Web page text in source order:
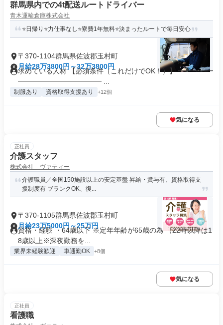
群馬県内での4t配送ルートドライバー
青木運輸倉庫株式会社
⭐日帰り⭐力仕事なし⭐寮費1年無料⭐決まったルートで毎日安心
〒370-1104群馬県佐波郡玉村町
月給28万3800円～32万3800円
求めている人材 【必須条件（これだけでOK！）】 ━━━━━
━━━━━━━━━━━━ ...
制服あり 資格取得支援あり +12個
気になる
正社員
介護スタッフ
株式会社 ヴァティー
介護職員／全国150施設以上の安定基盤 昇給・賞与有、資格取得支
援制度有 ブランクOK、復...
〒370-1105群馬県佐波郡玉村町
月給23万5000円～25万円
資格・経験 ・64歳以下 ※定年年齢が65歳の為 （22時以降は1
8歳以上※深夜勤務を...
業界未経験歓迎 車通勤OK +8個
気になる
正社員
看護職